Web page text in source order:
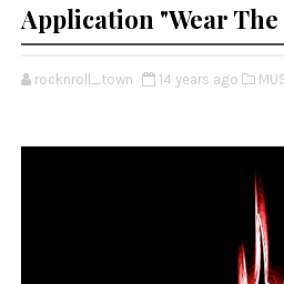
Application "Wear The
rocknroll_town 14 years ago